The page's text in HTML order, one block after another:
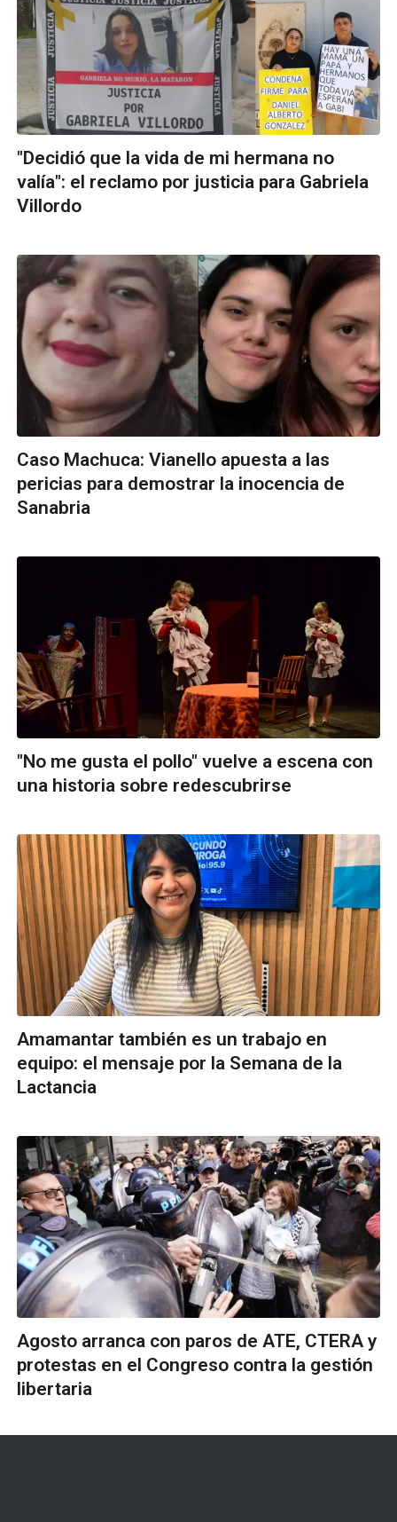
"Decidió que la vida de mi hermana no
valía": el reclamo por justicia para Gabriela
Villordo
Caso Machuca: Vianello apuesta a las
pericias para demostrar la inocencia de
Sanabria
"No me gusta el pollo" vuelve a escena con
una historia sobre redescubrirse
Amamantar también es un trabajo en
equipo: el mensaje por la Semana de la
Lactancia
Agosto arranca con paros de ATE, CTERA y
protestas en el Congreso contra la gestión
libertaria